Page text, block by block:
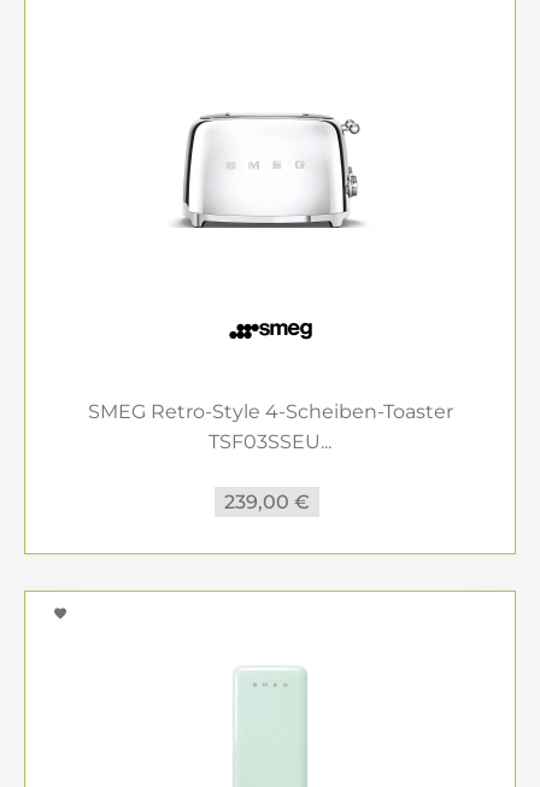
SMEG Retro-Style 4-Scheiben-Toaster
TSF03SSEU...
239,00 €